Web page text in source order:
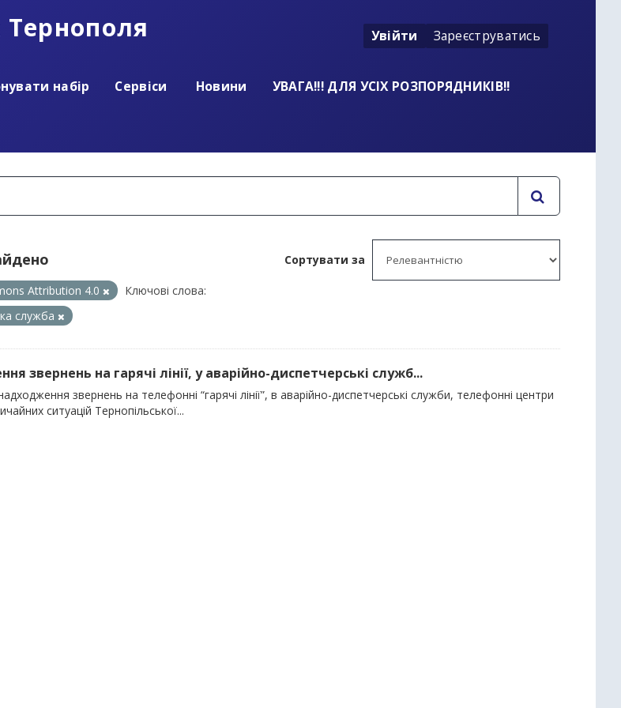
Увійти Зареєструватись
набір Сервіси Новини
УВАГА!!! ДЛЯ УСІХ РОЗПОРЯДНИКІВ!!
Сортувати за
Attribution 4.0
Ключові слова:
служба
звернень на гарячі лінії, у аварійно-диспетчерські служб...
звернень на телефонні “гарячі лінії”, в аварійно-диспетчерські служби, телефонні центри
ситуацій Тернопільської...